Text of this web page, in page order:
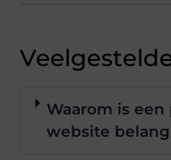
Waarom is
website